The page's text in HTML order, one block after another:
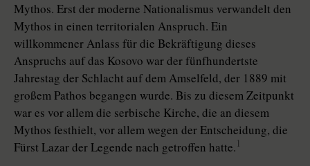
Mythos. Erst der moderne Nationalismus verwandelt den
Mythos in einen territorialen Anspruch. Ein
willkommener Anlass für die Bekräftigung dieses
Anspruchs auf das Kosovo war der fünfhundertste
Jahrestag der Schlacht auf dem Amselfeld, der 1889 mit
großem Pathos begangen wurde. Bis zu diesem Zeitpunkt
war es vor allem die serbische Kirche, die an diesem
Mythos festhielt, vor allem wegen der Entscheidung, die
Fürst Lazar der Legende nach getroffen hatte. 1